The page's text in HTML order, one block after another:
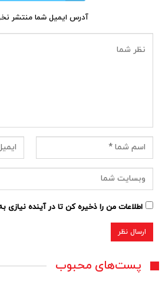
آدرس ایمیل شما منتشر
اطلاعات من را ذخیره کن تا در آینده نیازی
پست‌های محبوب